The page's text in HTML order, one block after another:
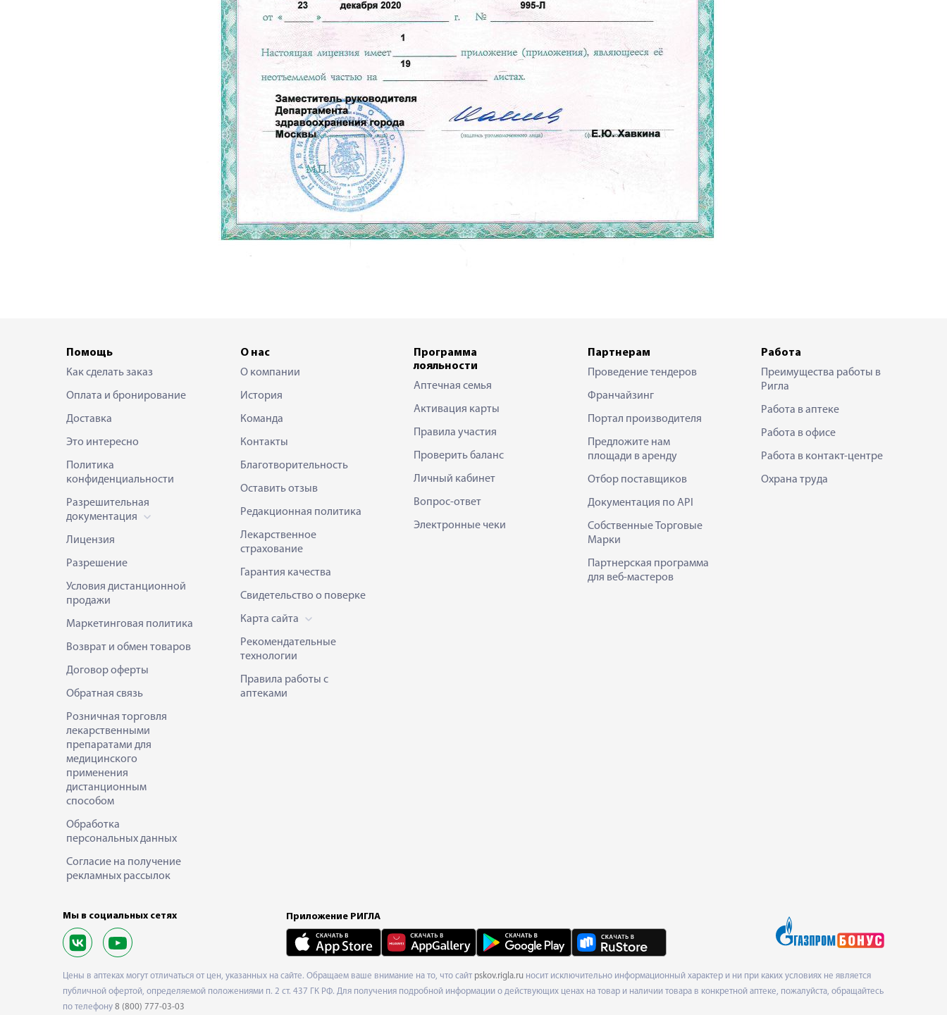
Помощь
Как сделать заказ
Оплата и бронирование
Доставка
Это интересно
Политика
конфиденциальности
Разрешительная
документация
Лицензия
Разрешение
Условия дистанционной
продажи
Маркетинговая политика
Возврат и обмен товаров
Договор оферты
Обратная связь
Розничная торговля
лекарственными
препаратами для
медицинского
применения
дистанционным
способом
Обработка
персональных данных
Согласие на получение
рекламных рассылок
О нас
О компании
История
Команда
Контакты
Благотворительность
Оставить отзыв
Редакционная политика
Лекарственное
страхование
Гарантия качества
Свидетельство о поверке
Карта сайта
Рекомендательные
технологии
Правила работы с
аптеками
Программа
лояльности
Аптечная семья
Активация карты
Правила участия
Проверить баланс
Личный кабинет
Вопрос-ответ
Электронные чеки
Партнерам
Проведение тендеров
Франчайзинг
Портал производителя
Предложите нам
площади в аренду
Отбор поставщиков
Документация по API
Собственные Торговые
Марки
Партнерская программа
для веб-мастеров
Работа
Преимущества работы в
Ригла
Работа в аптеке
Работа в офисе
Работа в контакт-центре
Охрана труда
Мы в социальных сетях Приложение РИГЛА
Цены в аптеках могут отличаться от цен, указанных на сайте. Обращаем ваше внимание на то, что сайт pskov.rigla.ru носит исключительно информационный характер и ни при каких условиях не является
публичной офертой, определяемой положениями п. 2 ст. 437 ГК РФ. Для получения подробной информации о действующих ценах на товар и наличии товара в конкретной аптеке, пожалуйста, обращайтесь
по телефону 8 (800) 777-03-03